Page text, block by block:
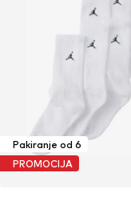
Pakiranje od 6
PROMOCIJA